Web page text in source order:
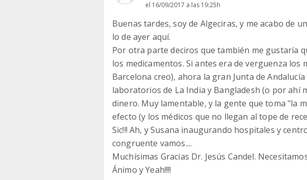
el 16/09/2017 a las 19:25h
Buenas tardes, soy de Algeciras, y me acabo de
lo de ayer aquí.
Por otra parte deciros que también me gustaría
los medicamentos. Si antes era de verguenza los
Barcelona creo), ahora la gran Junta de
laboratorios de La India y Bangladesh (o por ahí
dinero. Muy lamentable, y la gente que toma "la
efecto (y los médicos que no llegan al tope de
Sic!!! Ah, y Susana inaugurando hospitales y
congruente vamos....
Muchísimas Gracias Dr. Jesús Candel.
Ánimo y Yeah!!!!